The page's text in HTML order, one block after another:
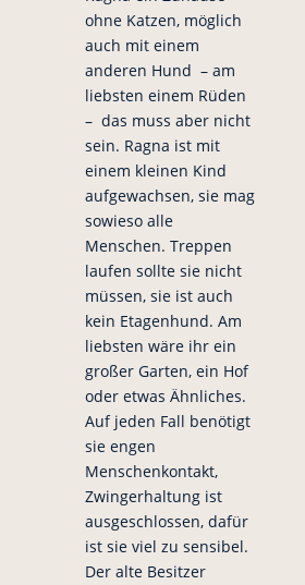
ohne Katzen, möglich
auch mit einem
anderen Hund – am
liebsten einem Rüden
– das muss aber nicht
sein. Ragna ist mit
einem kleinen Kind
aufgewachsen, sie mag
sowieso alle
Menschen. Treppen
laufen sollte sie nicht
müssen, sie ist auch
kein Etagenhund. Am
liebsten wäre ihr ein
großer Garten, ein Hof
oder etwas Ähnliches.
Auf jeden Fall benötigt
sie engen
Menschenkontakt,
Zwingerhaltung ist
ausgeschlossen, dafür
ist sie viel zu sensibel.
Der alte Besitzer